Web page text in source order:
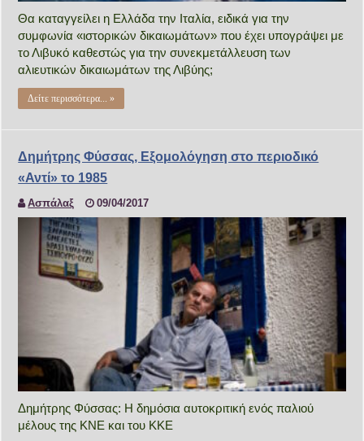
Θα καταγγείλει η Ελλάδα την Ιταλία, ειδικά για την
συμφωνία «ιστορικών δικαιωμάτων» που έχει υπογράψει με
το Λιβυκό καθεστώς για την συνεκμετάλλευση των
αλιευτικών δικαιωμάτων της Λιβύης;
Δείτε περισσότερα... »
Δημήτρης Φύσσας, Εξομολόγηση στο περιοδικό
«Αντί» το 1985
Ασπάλαξ 09/04/2017
Δημήτρης Φύσσας: Η δημόσια αυτοκριτική ενός παλιού
μέλους της ΚΝΕ και του ΚΚΕ